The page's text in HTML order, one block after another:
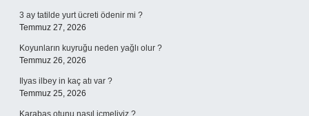
3 ay tatilde yurt ücreti ödenir mi ?
Temmuz 27, 2026
Koyunların kuyruğu neden yağlı olur ?
Temmuz 26, 2026
Ilyas ilbey in kaç atı var ?
Temmuz 25, 2026
Karabaş otunu nasıl içmeliyiz ?